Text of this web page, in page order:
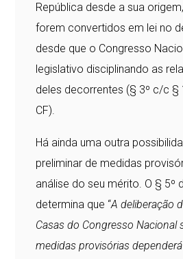
República desde a sua
forem convertidos em lei no
desde que o Congresso
legislativo disciplinando as
deles decorrentes (§ 3º c/c §
CF).
Há ainda uma outra
preliminar de medidas
análise do seu mérito. O § 5º
determina que “A deliberação
Casas do Congresso Nacional
medidas provisórias